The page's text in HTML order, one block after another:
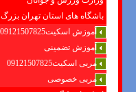
باشگاه های استان تهران بزرگ
آموزش اسکیت09121507825
آموزش تضمینی
مربی اسکیت09121507825
مربی خصوصی